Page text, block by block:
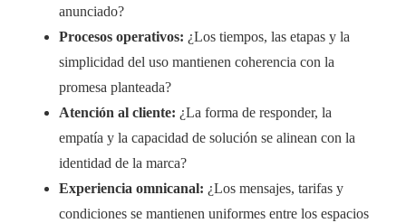
anunciado?
Procesos operativos: ¿Los tiempos, las etapas y la
simplicidad del uso mantienen coherencia con la
promesa planteada?
Atención al cliente: ¿La forma de responder, la
empatía y la capacidad de solución se alinean con la
identidad de la marca?
Experiencia omnicanal: ¿Los mensajes, tarifas y
condiciones se mantienen uniformes entre los espacios